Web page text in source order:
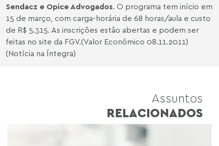
Sendacz e Opice Advogados. O programa tem início em
15 de março, com carga-horária de 68 horas/aula e custo
de R$ 5.315. As inscrições estão abertas e podem ser
feitas no site da FGV.(Valor Econômico 08.11.2011)
(Notícia na Íntegra)
Assuntos
RELACIONADOS